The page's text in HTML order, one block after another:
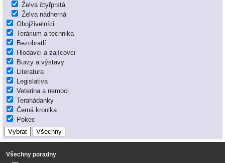
Želva čtyřprstá
Želva nádherná
Obojživelníci
Terárium a technika
Bezobratlí
Hlodavci a zajícovci
Burzy a výstavy
Literatura
Legislativa
Veterina a nemoci
Terahádanky
Černá kronika
Pokec
Všechny poradny